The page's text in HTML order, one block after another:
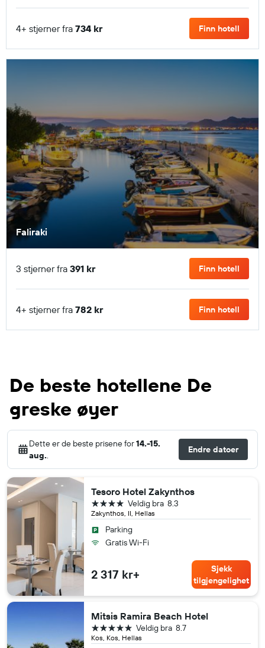
4+ stjerner fra 734 kr Finn hotell
Faliraki
3 stjerner fra 391 kr Finn hotell
4+ stjerner fra 782 kr Finn hotell
De beste hotellene De
greske øyer
Dette er de beste prisene for14.-15.
aug..
Endre datoer
Tesoro Hotel Zakynthos
Zakynthos, II, Hellas
8.3
Veldig bra
4 stjerner
Parking
Gratis Wi-Fi
2 317 kr+
Sjekk
tilgjengelighet
Mitsis Ramira Beach Hotel
Kos, Kos, Hellas
8.7
Veldig bra
5 stjerner